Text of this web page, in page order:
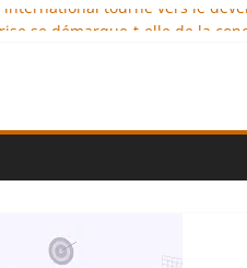
tourné vers le
financière
moteur de coopération